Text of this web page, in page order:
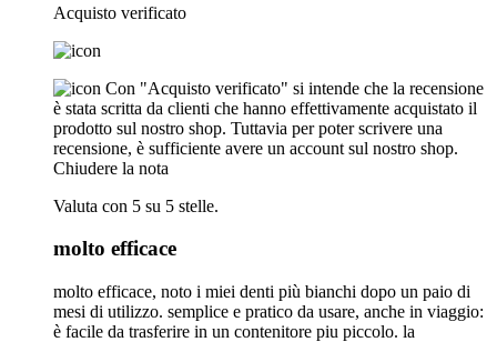
Acquisto verificato
Con "Acquisto verificato" si intende che la recensione
è stata scritta da clienti che hanno effettivamente acquistato il
prodotto sul nostro shop. Tuttavia per poter scrivere una
recensione, è sufficiente avere un account sul nostro shop.
Chiudere la nota
Valuta con 5 su 5 stelle.
molto efficace
molto efficace, noto i miei denti più bianchi dopo un paio di
mesi di utilizzo. semplice e pratico da usare, anche in viaggio:
è facile da trasferire in un contenitore piu piccolo. la